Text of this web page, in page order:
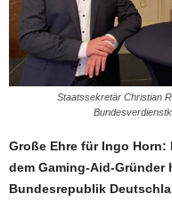
Staatssekretär Christian
Große Ehre für Ingo
dem Gaming-Aid-Gründer
Bundesrepublik